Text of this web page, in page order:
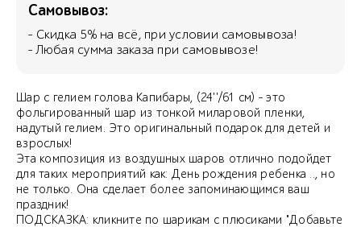
Самовывоз:
- Скидка 5% на всё, при условии самовывоза!
- Любая сумма заказа при самовывозе!
Шар с гелием голова Капибары, (24''/61 см) - это
фольгированный шар из тонкой миларовой пленки,
надутый гелием. Это оригинальный подарок для детей и
взрослых!
Эта композиция из воздушных шаров отлично подойдет
для таких мероприятий как: День рождения ребенка .., но
не только. Она сделает более запоминающимся ваш
праздник!
ПОДСКАЗКА: кликните по шарикам с плюсиками "Добавьте